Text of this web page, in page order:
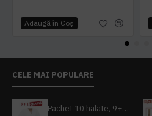
Adaugă în Coş
CELE MAI POPULARE
Pachet 10 halate, 9+1 gratuit